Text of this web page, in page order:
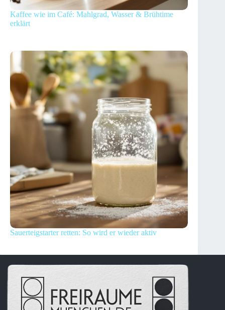
Kaffee wie im Café: Mahlgrad, Wasser & Brühtime
erklärt
Sauerteigstarter retten: So wird er wieder aktiv